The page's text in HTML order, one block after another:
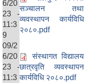
6/20
23 -
11:3
9
सञ्चालन तथा
व्यवस्थापन कार्यविधि
२०८०.pdf
09/2
6/20
23 -
11:3
संस्थागत विद्यालय
छात्रवृति व्यवस्थापन
कार्यविधि २०८०.pdf